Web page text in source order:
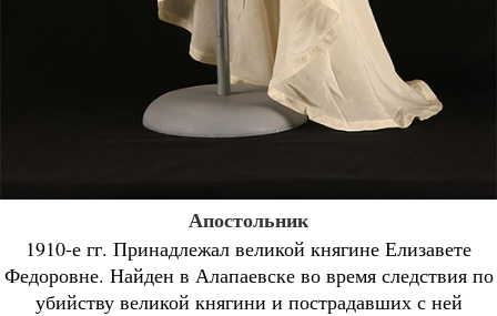
Апостольник
1910-е гг. Принадлежал великой княгине Елизавете
Федоровне. Найден в Алапаевске во время следствия по
убийству великой княгини и пострадавших с ней